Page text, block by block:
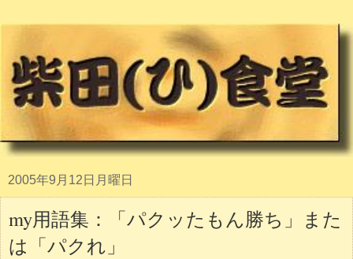
2005年9月12日月曜日
my用語集：「パクッたもん勝ち」また
は「パクれ」